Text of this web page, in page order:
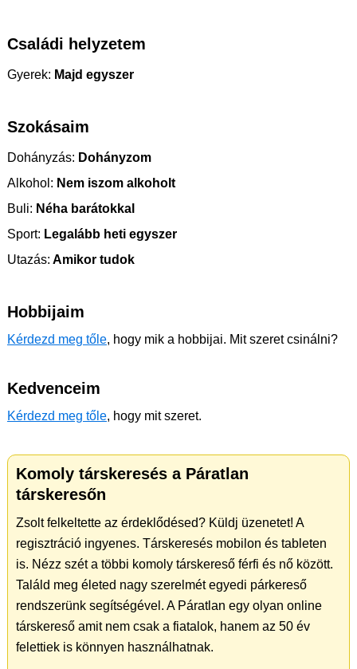
Családi helyzetem
Gyerek: Majd egyszer
Szokásaim
Dohányzás: Dohányzom
Alkohol: Nem iszom alkoholt
Buli: Néha barátokkal
Sport: Legalább heti egyszer
Utazás: Amikor tudok
Hobbijaim
Kérdezd meg tőle, hogy mik a hobbijai. Mit szeret csinálni?
Kedvenceim
Kérdezd meg tőle, hogy mit szeret.
Komoly társkeresés a Páratlan
társkeresőn
Zsolt felkeltette az érdeklődésed? Küldj üzenetet! A
regisztráció ingyenes. Társkeresés mobilon és tableten
is. Nézz szét a többi komoly társkereső férfi és nő között.
Találd meg életed nagy szerelmét egyedi párkereső
rendszerünk segítségével. A Páratlan egy olyan online
társkereső amit nem csak a fiatalok, hanem az 50 év
felettiek is könnyen használhatnak.